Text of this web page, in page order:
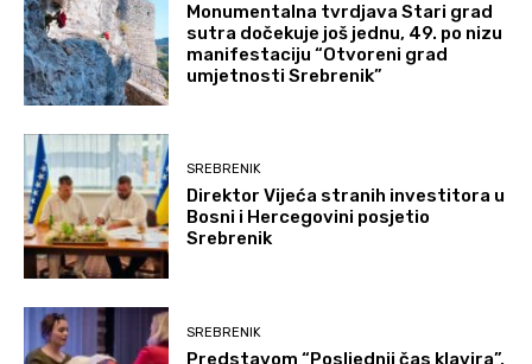
Monumentalna tvrdjava Stari grad
sutra dočekuje još jednu, 49. po nizu
manifestaciju “Otvoreni grad
umjetnosti Srebrenik”
SREBRENIK
Direktor Vijeća stranih investitora u
Bosni i Hercegovini posjetio
Srebrenik
SREBRENIK
Predstavom “Posljednji čas klavira”,